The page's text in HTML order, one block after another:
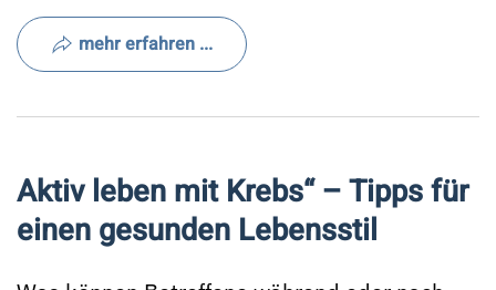
mehr erfahren ...
Aktiv leben mit Krebs“ – Tipps für
einen gesunden Lebensstil